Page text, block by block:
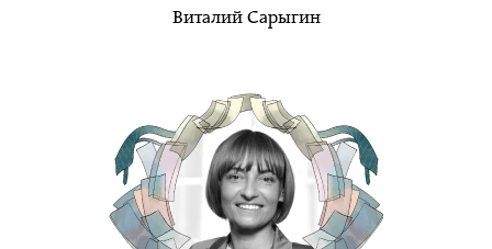
Виталий Сарыгин